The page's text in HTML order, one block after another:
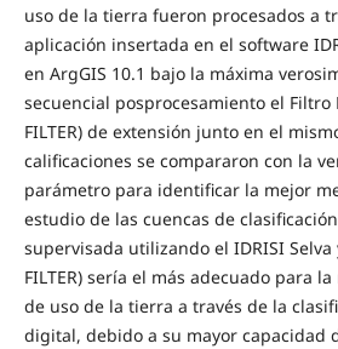
uso de la tierra fueron procesados ​​a
aplicación insertada en el software
en ArgGIS 10.1 bajo la máxima
secuencial posprocesamiento el Filtro
FILTER) de extensión junto en el
calificaciones se compararon con la
parámetro para identificar la mejor
estudio de las cuencas de
supervisada utilizando el IDRISI Selva
FILTER) sería el más adecuado para
de uso de la tierra a través de la
digital, debido a su mayor capacidad